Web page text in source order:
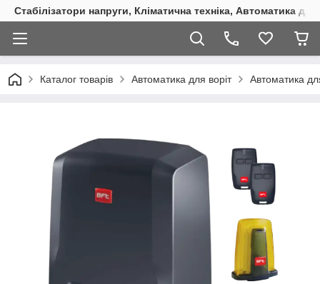
Стабілізатори напруги, Кліматична техніка, Автоматика
Каталог товарів Автоматика для воріт Автоматика